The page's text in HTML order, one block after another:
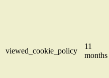
viewed_cookie_policy
11
months